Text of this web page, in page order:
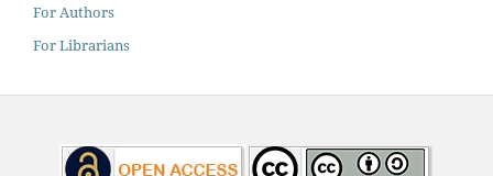
For Authors
For Librarians